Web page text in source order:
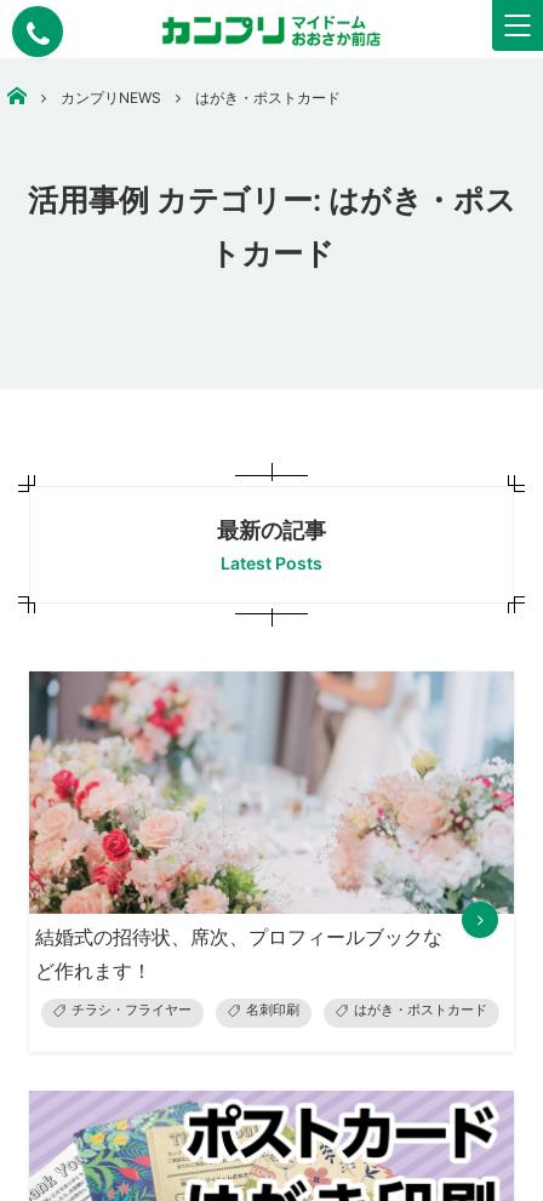
大阪市中央区で安いコピー・印刷なら【カンプリマイドームおおさか】
カンプリNEWS はがき・ポストカード
活用事例 カテゴリー: はがき・ポス
トカード
最新の記事
Latest Posts
結婚式の招待状、席次、プロフィールブックな
ど作れます！
チラシ・フライヤー 名刺印刷 はがき・ポストカード